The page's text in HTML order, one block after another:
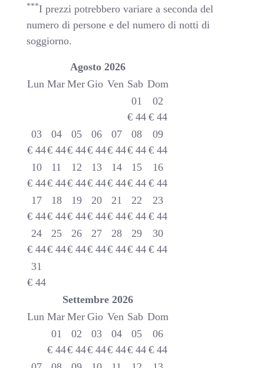
***I prezzi potrebbero variare a seconda del
numero di persone e del numero di notti di
soggiorno.
Agosto 2026
Lun Mar Mer Gio Ven Sab Dom
01
€ 44
02
€ 44
03
€ 44
04
€ 44
05
€ 44
06
€ 44
07
€ 44
08
€ 44
09
€ 44
10
€ 44
11
€ 44
12
€ 44
13
€ 44
14
€ 44
15
€ 44
16
€ 44
17
€ 44
18
€ 44
19
€ 44
20
€ 44
21
€ 44
22
€ 44
23
€ 44
24
€ 44
25
€ 44
26
€ 44
27
€ 44
28
€ 44
29
€ 44
30
€ 44
31
€ 44
Settembre 2026
Lun Mar Mer Gio Ven Sab Dom
01
€ 44
02
€ 44
03
€ 44
04
€ 44
05
€ 44
06
€ 44